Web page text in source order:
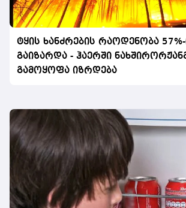
ტყის ხანძრების რაოდენობა
გაიზარდა - ჰაერში
გამოყოფა იზრდება